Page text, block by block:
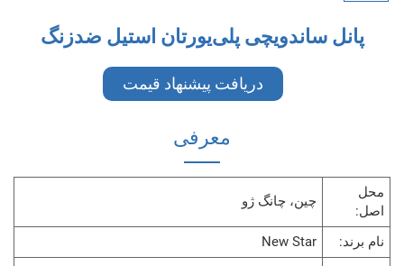
ساندویچی پلی‌یورتان استیل ضدزنگ
دریافت پیشنهاد قیمت
چین، چانگ ژو
New Star